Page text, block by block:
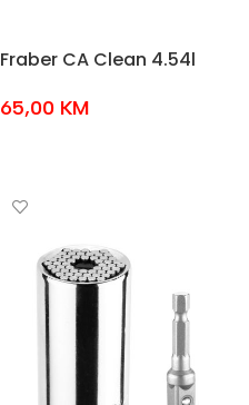
Fraber CA Clean 4.54l
65,00 KM